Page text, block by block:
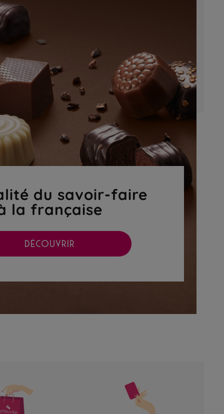
du savoir-faire
la française
DÉCOUVRIR